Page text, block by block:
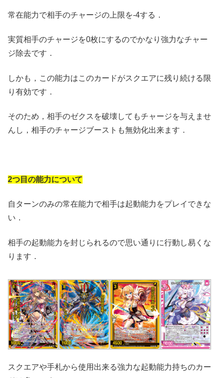
常在能力で相手のチャージの上限を-4する．
実質相手のチャージを0枚にするのでかなり強力なチャー
ジ除去です．
しかも，この能力はこのカードがスクエアに残り続ける限
り有効です．
そのため，相手のゼクスを破壊してもチャージを与えませ
んし，相手のチャージブーストも無効化出来ます．
2つ目の能力について
自ターンのみの常在能力で相手は起動能力をプレイできな
い．
相手の起動能力を封じられるので思い通りに行動し易くな
ります．
スクエアや手札から使用出来る強力な起動能力持ちのカー